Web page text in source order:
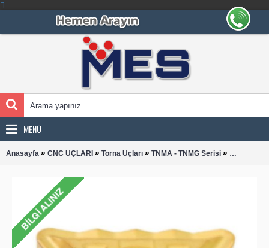
MENÜ
Anasayfa » CNC UÇLARI » Torna Uçları » TNMA - TNMG Serisi » TNMG